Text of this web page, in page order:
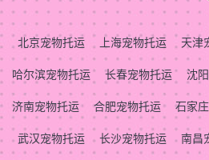
北京宠物托运 上海宠物托运 天津
哈尔滨宠物托运
长春宠物托运 沈
济南宠物托运
合肥宠物托运 石家
武汉宠物托运
长沙宠物托运 南昌